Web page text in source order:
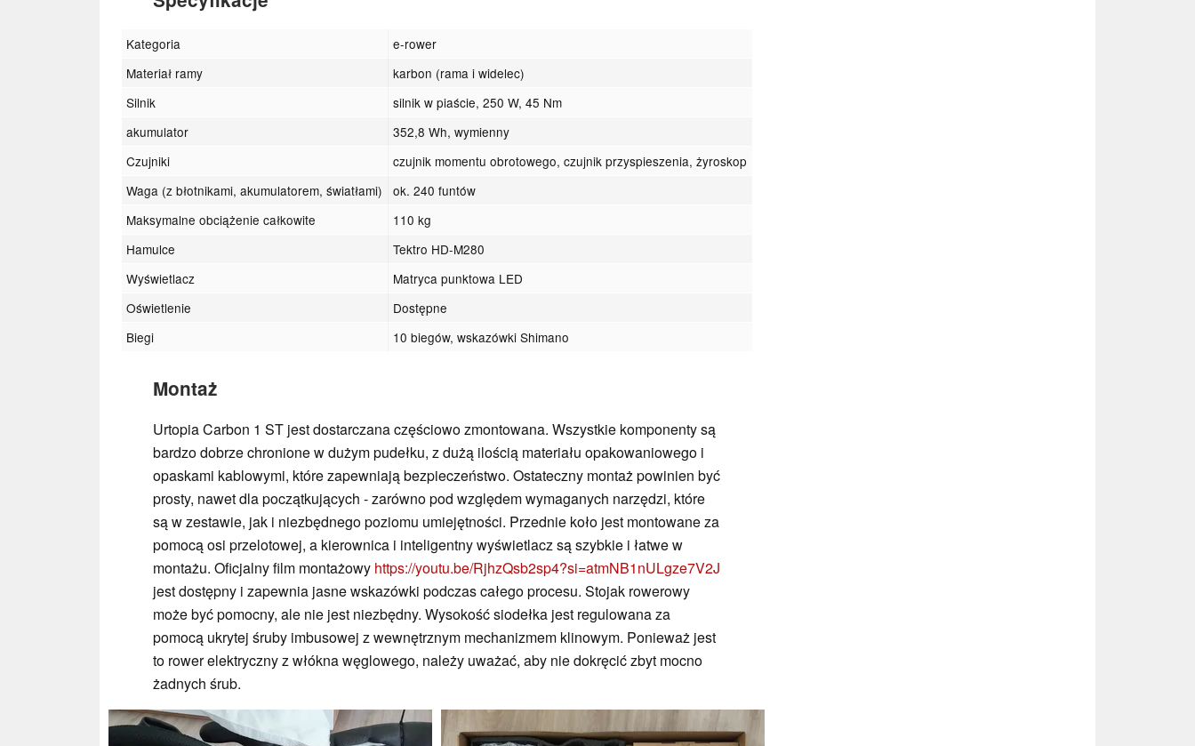
Kategoria
e-rower
Materiał ramy
karbon (rama i widelec)
Silnik
silnik w piaście, 250 W, 45 Nm
akumulator
352,8 Wh, wymienny
Czujniki
czujnik momentu obrotowego, czujnik przyspieszenia, żyroskop
Waga (z błotnikami, akumulatorem, światłami)
ok. 240 funtów
Maksymalne obciążenie całkowite
110 kg
Hamulce
Tektro HD-M280
Wyświetlacz
Matryca punktowa LED
Oświetlenie
Dostępne
Biegi
10 biegów, wskazówki Shimano
Montaż
Urtopia Carbon 1 ST jest dostarczana częściowo zmontowana. Wszystkie komponenty są
bardzo dobrze chronione w dużym pudełku, z dużą ilością materiału opakowaniowego i
opaskami kablowymi, które zapewniają bezpieczeństwo. Ostateczny montaż powinien być
prosty, nawet dla początkujących - zarówno pod względem wymaganych narzędzi, które
są w zestawie, jak i niezbędnego poziomu umiejętności. Przednie koło jest montowane za
pomocą osi przelotowej, a kierownica i inteligentny wyświetlacz są szybkie i łatwe w
montażu. Oficjalny film montażowy https://youtu.be/RjhzQsb2sp4?si=atmNB1nULgze7V2J
jest dostępny i zapewnia jasne wskazówki podczas całego procesu. Stojak rowerowy
może być pomocny, ale nie jest niezbędny. Wysokość siodełka jest regulowana za
pomocą ukrytej śruby imbusowej z wewnętrznym mechanizmem klinowym. Ponieważ jest
to rower elektryczny z włókna węglowego, należy uważać, aby nie dokręcić zbyt mocno
żadnych śrub.